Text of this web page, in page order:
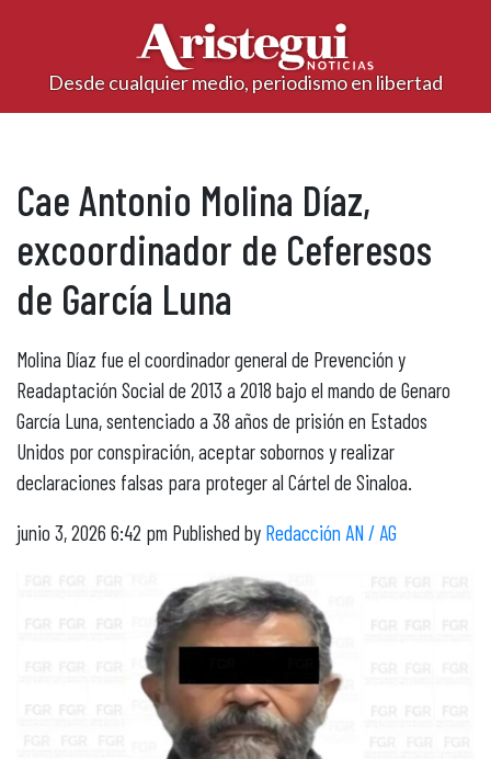
Desde cualquier medio, periodismo en libertad
Cae Antonio Molina Díaz,
excoordinador de Ceferesos
de García Luna
Molina Díaz fue el coordinador general de Prevención y
Readaptación Social de 2013 a 2018 bajo el mando de Genaro
García Luna, sentenciado a 38 años de prisión en Estados
Unidos por conspiración, aceptar sobornos y realizar
declaraciones falsas para proteger al Cártel de Sinaloa.
junio 3, 2026 6:42 pm Published by Redacción AN / AG